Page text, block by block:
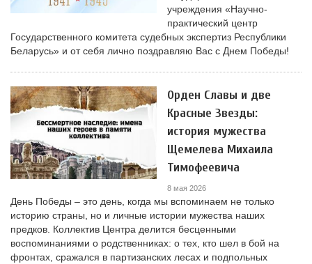
учреждения «Научно-
практический центр
Государственного комитета судебных экспертиз Республики
Беларусь» и от себя лично поздравляю Вас с Днем Победы!
Орден Славы и две
Красные Звезды:
история мужества
Щемелева Михаила
Тимофеевича
8 мая 2026
День Победы – это день, когда мы вспоминаем не только
историю страны, но и личные истории мужества наших
предков. Коллектив Центра делится бесценными
воспоминаниями о родственниках: о тех, кто шел в бой на
фронтах, сражался в партизанских лесах и подпольных